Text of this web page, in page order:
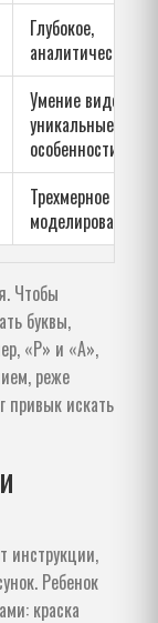
Глубокое,
аналитическое
Умение видеть
уникальные
особенности
Трехмерное
моделирование
Чтобы
буквы,
«Р» и «А»,
реже
привык искать
инструкции,
Ребенок
краска